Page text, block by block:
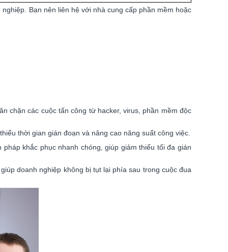
Bạn nên liên hệ với nhà cung cấp phần mềm hoặc
chặn các cuộc tấn công từ hacker, virus, phần mềm độc
thời gian gián đoạn và nâng cao năng suất công việc.
khắc phục nhanh chóng, giúp giảm thiểu tối đa gián
doanh nghiệp không bị tụt lại phía sau trong cuộc đua